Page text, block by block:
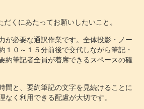
くにあたってお願いしたいこと。
が必要な通訳作業です。全体投影・ノー
１０～１５分前後で交代しながら筆記・
約筆記者全員が着席できるスペースの確
間と、要約筆記の文字を見続けることに
なく利用できる配慮が大切です。